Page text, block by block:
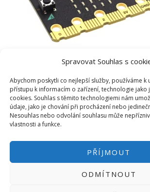
Spravovat Souhlas s
Abychom poskytli co nejlepší služby, používáme k
přístupu k informacím o zařízení, technologie jako
cookies. Souhlas s těmito technologiemi nám
údaje, jako je chování při procházení nebo
Nesouhlas nebo odvolání souhlasu může
vlastnosti a funkce.
PŘÍJMOUT
ODMÍTNOUT
PŘIHLÁSIT SE|